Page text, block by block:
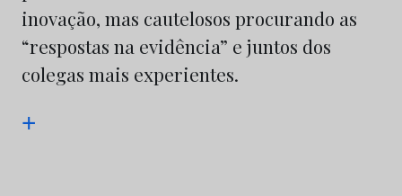
inovação, mas cautelosos procurando as
“respostas na evidência” e juntos dos
colegas mais experientes.
+